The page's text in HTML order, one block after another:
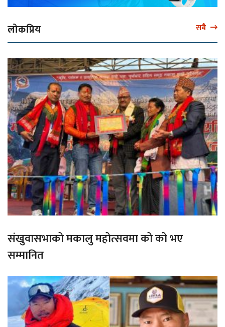
लोकप्रिय सबै
संखुवासभाको मकालु महोत्सवमा को को भए
सम्मानित